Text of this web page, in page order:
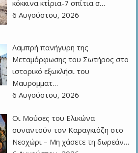
κόκκινα κτίρια-7 σπίτια σ…
6 Αυγούστου, 2026
Λαμπρή πανήγυρη της
Μεταμόρφωσης του Σωτήρος στο
ιστορικό εξωκλήσι του
Μαυρομματ…
6 Αυγούστου, 2026
Οι Μούσες του Ελικώνα
συναντούν τον Καραγκιόζη στο
Νεοχώρι – Μη χάσετε τη δωρεάν…